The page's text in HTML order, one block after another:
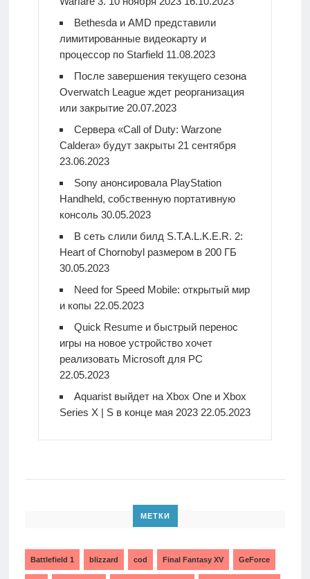
Bethesda и AMD представили
лимитированные видеокарту и
процессор по Starfield 11.08.2023
После завершения текущего сезона
Overwatch League ждет реорганизация
или закрытие 20.07.2023
Сервера «Call of Duty: Warzone
Caldera» будут закрыты 21 сентября
23.06.2023
Sony анонсировала PlayStation
Handheld, собственную портативную
консоль 30.05.2023
В сеть слили билд S.T.A.L.K.E.R. 2:
Heart of Chornobyl размером в 200 ГБ
30.05.2023
Need for Speed Mobile: открытый мир
и копы 22.05.2023
Quick Resume и быстрый перенос
игры на новое устройство хочет
реализовать Microsoft для PC
22.05.2023
Aquarist выйдет на Xbox One и Xbox
Series X | S в конце мая 2023 22.05.2023
МЕТКИ
Battlefield 1 blizzard cod Final Fantasy XV GeForce